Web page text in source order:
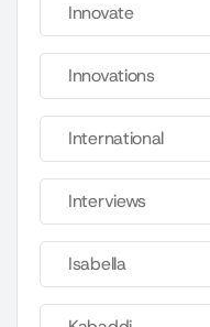
Innovate
Innovations
International
Interviews
Isabella